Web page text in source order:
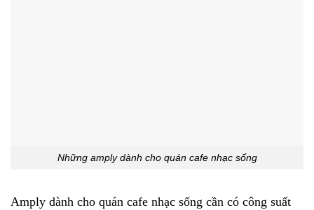
Những amply dành cho quán cafe nhạc sống
Amply dành cho quán cafe nhạc sống cần có công suất